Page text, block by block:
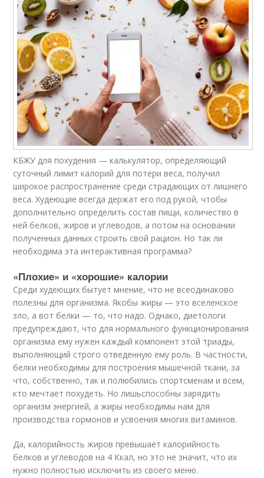
КБЖУ для похудения — калькулятор, определяющий
суточный лимит калорий для потери веса, получил
широкое распространение среди страдающих от лишнего
веса. Худеющие всегда держат его под рукой, чтобы
дополнительно определить состав пищи, количество в
ней белков, жиров и углеводов, а потом на основании
полученных данных строить свой рацион. Но так ли
необходима эта интерактивная программа?
«Плохие» и «хорошие» калории
Среди худеющих бытует мнение, что не всеодинаково
полезны для организма. Якобы жиры — это вселенское
зло, а вот белки — то, что надо. Однако, диетологи
предупреждают, что для нормального функционирования
организма ему нужен каждый компонент этой триады,
выполняющий строго отведенную ему роль. В частности,
белки необходимы для построения мышечной ткани, за
что, собственно, так и полюбились спортсменам и всем,
кто мечтает похудеть. Но лишьспособны зарядить
организм энергией, а жиры необходимы нам для
производства гормонов и усвоения многих витаминов.
Да, калорийность жиров превышает калорийность
белков и углеводов на 4 Ккал, но это не значит, что их
нужно полностью исключить из своего меню.